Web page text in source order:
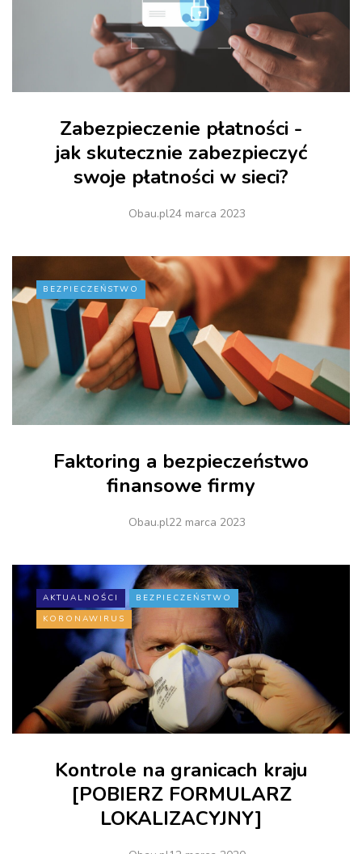
Zabezpieczenie płatności -
jak skutecznie zabezpieczyć
swoje płatności w sieci?
Obau.pl24 marca 2023
BEZPIECZEŃSTWO
Faktoring a bezpieczeństwo
finansowe firmy
Obau.pl22 marca 2023
AKTUALNOŚCI
BEZPIECZEŃSTWO
KORONAWIRUS
Kontrole na granicach kraju
[POBIERZ FORMULARZ
LOKALIZACYJNY]